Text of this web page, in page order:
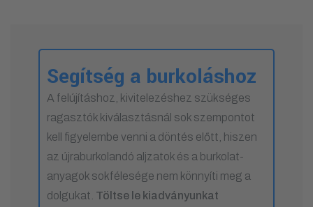
Segítség a burkoláshoz
A felújításhoz, kivitelezéshez szükséges
ragasztók kiválasztásnál sok szempontot
kell figyelembe venni a döntés előtt, hiszen
az újraburkolandó aljzatok és a burkolat-
anyagok sokfélesége nem könnyíti meg a
dolgukat. Töltse le kiadványunkat